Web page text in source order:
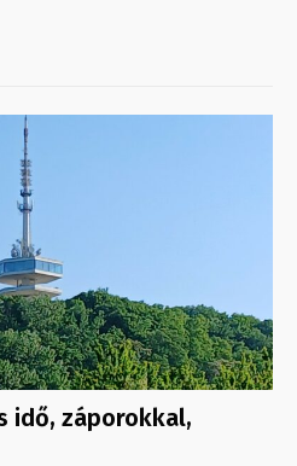
idő, záporokkal,